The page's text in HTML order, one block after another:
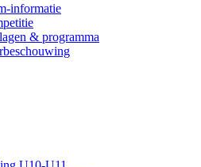
informatie
& programma